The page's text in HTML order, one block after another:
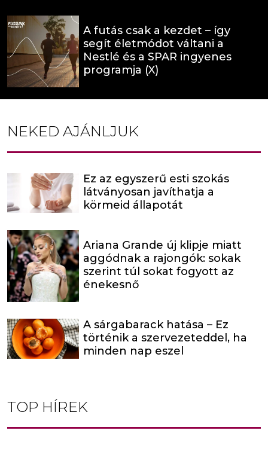
A futás csak a kezdet – így
segít életmódot váltani a
Nestlé és a SPAR ingyenes
programja (X)
NEKED AJÁNLJUK
Ez az egyszerű esti szokás
látványosan javíthatja a
körmeid állapotát
Ariana Grande új klipje miatt
aggódnak a rajongók: sokak
szerint túl sokat fogyott az
énekesnő
A sárgabarack hatása – Ez
történik a szervezeteddel, ha
minden nap eszel
TOP HÍREK